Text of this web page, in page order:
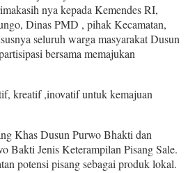
nya kepada Kemendes RI,
Dinas PMD , pihak Kecamatan,
seluruh warga masyarakat Dusun
bersama memajukan
kreatif ,inovatif untuk kemajuan
Khas Dusun Purwo Bhakti dan
Bakti Jenis Keterampilan Pisang Sale.
potensi pisang sebagai produk lokal.